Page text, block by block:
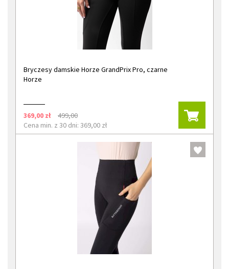
Bryczesy damskie Horze GrandPrix Pro, czarne
Horze
369,00 zł
499,00
Cena min. z 30 dni: 369,00 zł